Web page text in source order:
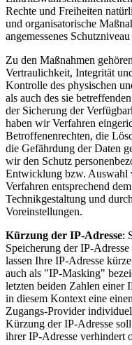
Rechte und Freiheiten
und organisatorische
angemessenes
Zu den Maßnahmen
Vertraulichkeit, Integrität
Kontrolle des physischen
als auch des sie
der Sicherung der
haben wir Verfahren
Betroffenenrechten, die
die Gefährdung der Daten
wir den Schutz
Entwicklung bzw. Auswahl
Verfahren entsprechend
Technikgestaltung und
Voreinstellungen.
Kürzung der IP-Adresse:
Speicherung der IP-
lassen Ihre IP-Adresse
auch als "IP-Masking"
letzten beiden Zahlen einer
in diesem Kontext eine
Zugangs-Provider
Kürzung der IP-Adresse
ihrer IP-Adresse verhindert